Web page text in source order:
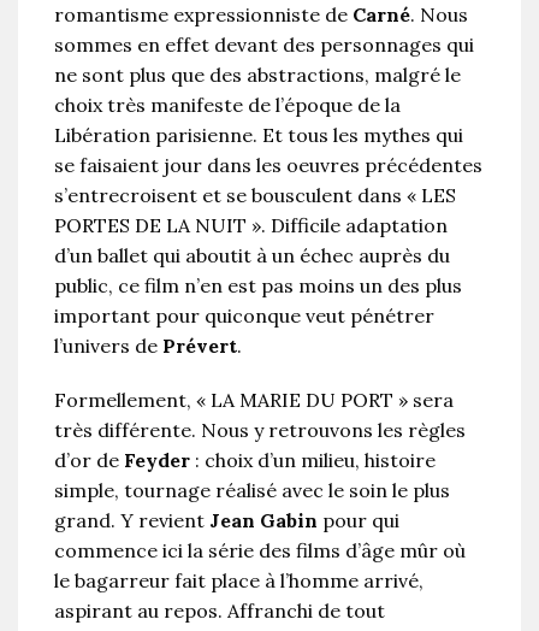
romantisme expressionniste de Carné. Nous
sommes en effet devant des personnages qui
ne sont plus que des abstractions, malgré le
choix très manifeste de l’époque de la
Libération parisienne. Et tous les mythes qui
se faisaient jour dans les oeuvres précédentes
s’entrecroisent et se bousculent dans « LES
PORTES DE LA NUIT ». Difficile adaptation
d’un ballet qui aboutit à un échec auprès du
public, ce film n’en est pas moins un des plus
important pour quiconque veut pénétrer
l’univers de Prévert.
Formellement, « LA MARIE DU PORT » sera
très différente. Nous y retrouvons les règles
d’or de Feyder : choix d’un milieu, histoire
simple, tournage réalisé avec le soin le plus
grand. Y revient Jean Gabin pour qui
commence ici la série des films d’âge mûr où
le bagarreur fait place à l’homme arrivé,
aspirant au repos. Affranchi de tout